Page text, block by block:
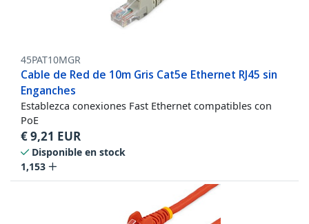
45PAT10MGR
Cable de Red de 10m Gris Cat5e Ethernet RJ45 sin
Enganches
Establezca conexiones Fast Ethernet compatibles con
PoE
€9,21 EUR
Disponible en stock
1,153